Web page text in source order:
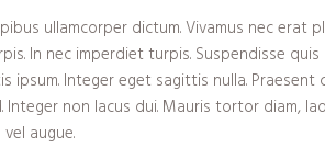
ullamcorper dictum. Vivamus nec
In nec imperdiet turpis. Suspendisse
ipsum. Integer eget sagittis nulla.
Integer non lacus dui. Mauris tortor diam,
augue.